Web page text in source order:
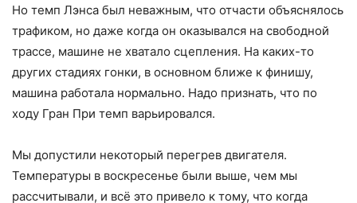
Но темп Лэнса был неважным, что отчасти объяснялось
трафиком, но даже когда он оказывался на свободной
трассе, машине не хватало сцепления. На каких-то
других стадиях гонки, в основном ближе к финишу,
машина работала нормально. Надо признать, что по
ходу Гран При темп варьировался.
Мы допустили некоторый перегрев двигателя.
Температуры в воскресенье были выше, чем мы
рассчитывали, и всё это привело к тому, что когда